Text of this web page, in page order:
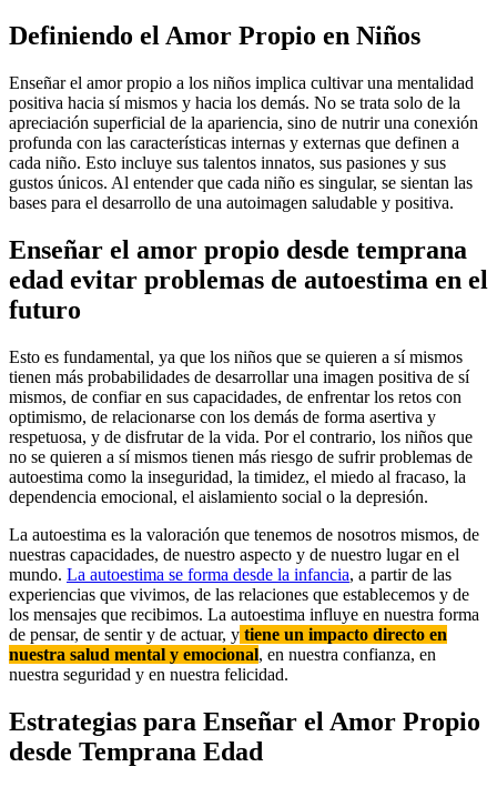
Definiendo el Amor Propio en Niños
Enseñar el amor propio a los niños implica cultivar una mentalidad
positiva hacia sí mismos y hacia los demás. No se trata solo de la
apreciación superficial de la apariencia, sino de nutrir una conexión
profunda con las características internas y externas que definen a
cada niño. Esto incluye sus talentos innatos, sus pasiones y sus
gustos únicos. Al entender que cada niño es singular, se sientan las
bases para el desarrollo de una autoimagen saludable y positiva.
Enseñar el amor propio desde temprana
edad evitar problemas de autoestima en el
futuro
Esto es fundamental, ya que los niños que se quieren a sí mismos
tienen más probabilidades de desarrollar una imagen positiva de sí
mismos, de confiar en sus capacidades, de enfrentar los retos con
optimismo, de relacionarse con los demás de forma asertiva y
respetuosa, y de disfrutar de la vida. Por el contrario, los niños que
no se quieren a sí mismos tienen más riesgo de sufrir problemas de
autoestima como la inseguridad, la timidez, el miedo al fracaso, la
dependencia emocional, el aislamiento social o la depresión.
La autoestima es la valoración que tenemos de nosotros mismos, de
nuestras capacidades, de nuestro aspecto y de nuestro lugar en el
mundo. La autoestima se forma desde la infancia, a partir de las
experiencias que vivimos, de las relaciones que establecemos y de
los mensajes que recibimos. La autoestima influye en nuestra forma
de pensar, de sentir y de actuar, y tiene un impacto directo en
nuestra salud mental y emocional, en nuestra confianza, en
nuestra seguridad y en nuestra felicidad.
Estrategias para Enseñar el Amor Propio
desde Temprana Edad